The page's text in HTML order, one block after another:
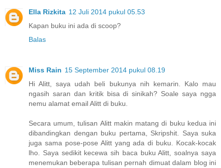
Ella Rizkita 12 Juli 2014 pukul 05.53
Kapan buku ini ada di scoop?
Balas
Miss Rain 15 September 2014 pukul 08.19
Hi Alitt, saya udah beli bukunya nih kemarin. Kalo mau
ngasih saran dan kritik bisa di sinikah? Soale saya ngga
nemu alamat email Alitt di buku.
Secara umum, tulisan Alitt makin matang di buku kedua ini
dibandingkan dengan buku pertama, Skripshit. Saya suka
juga sama pose-pose Alitt yang ada di buku. Kocak-kocak
lho. Saya sedikit kecewa sih baca buku Alitt, soalnya saya
menemukan beberapa tulisan pernah dimuat dalam blog ini